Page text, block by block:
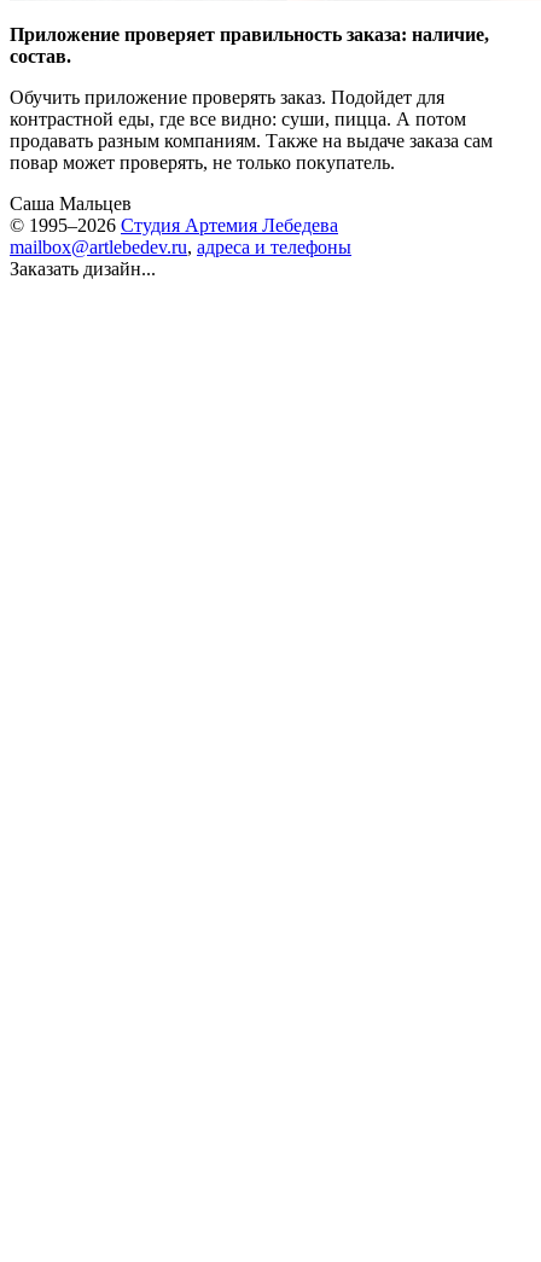
Приложение проверяет правильность заказа: наличие,
состав.
Обучить приложение проверять заказ. Подойдет для
контрастной еды, где все видно: суши, пицца. А потом
продавать разным компаниям. Также на выдаче заказа сам
повар может проверять, не только покупатель.
Саша Мальцев
© 1995–2026 Студия Артемия Лебедева
mailbox@artlebedev.ru, адреса и телефоны
Заказать дизайн...